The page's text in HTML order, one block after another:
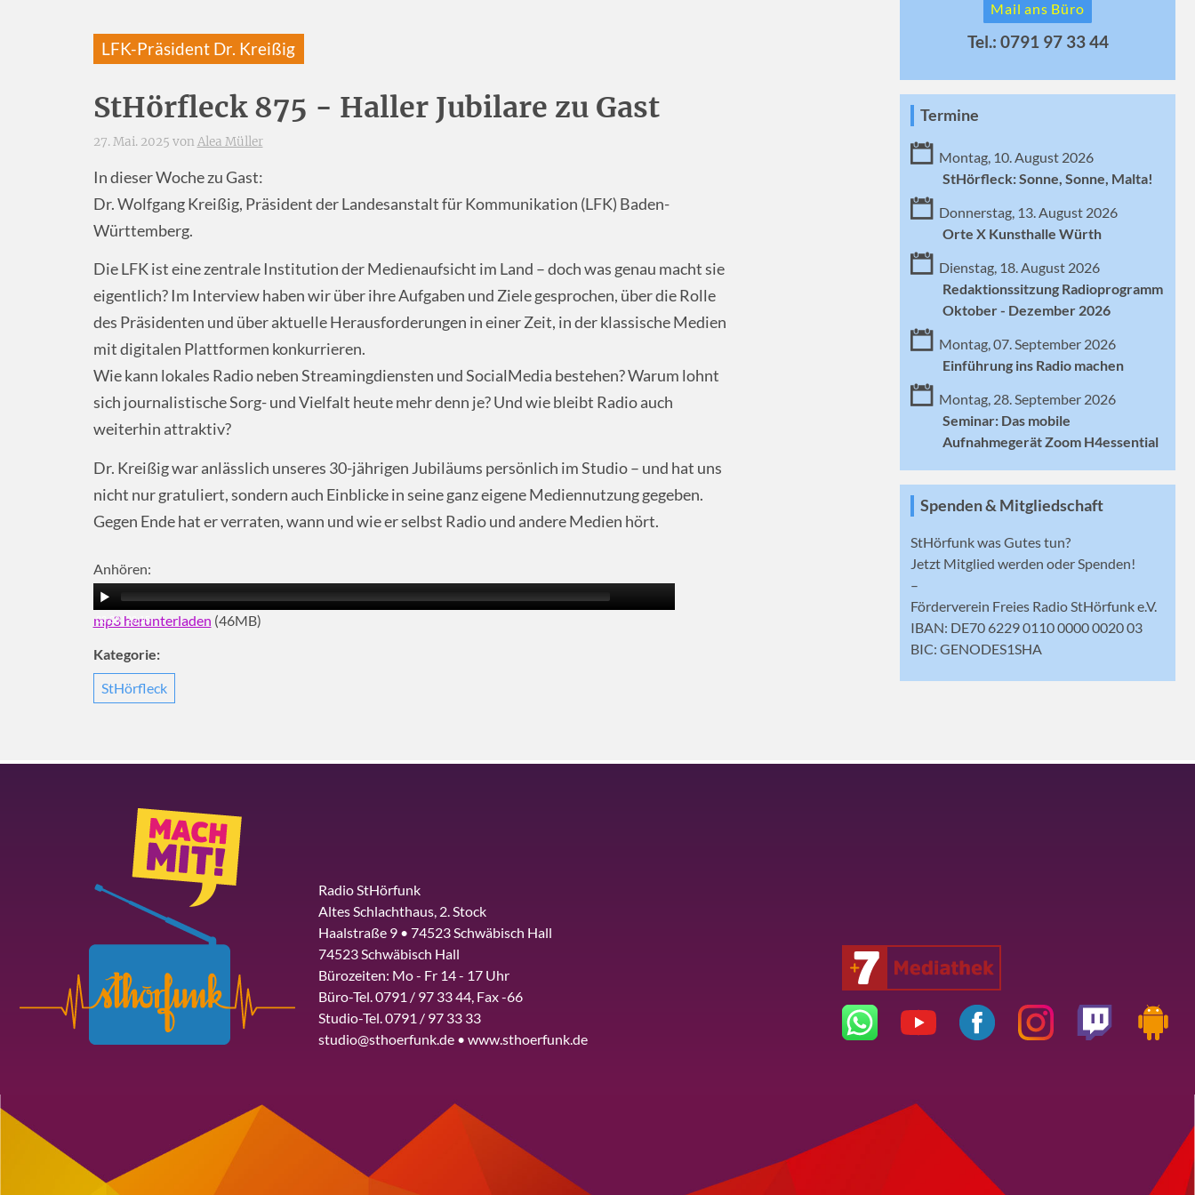
LFK-Präsident Dr. Kreißig
StHörfleck 875 - Haller Jubilare zu Gast
27. Mai. 2025 von Alea Müller
In dieser Woche zu Gast:
Dr. Wolfgang Kreißig, Präsident der Landesanstalt für Kommunikation (LFK) Baden-
Württemberg.
Die LFK ist eine zentrale Institution der Medienaufsicht im Land – doch was genau macht sie
eigentlich? Im Interview haben wir über ihre Aufgaben und Ziele gesprochen, über die Rolle
des Präsidenten und über aktuelle Herausforderungen in einer Zeit, in der klassische Medien
mit digitalen Plattformen konkurrieren.
Wie kann lokales Radio neben Streamingdiensten und SocialMedia bestehen? Warum lohnt
sich journalistische Sorg- und Vielfalt heute mehr denn je? Und wie bleibt Radio auch
weiterhin attraktiv?
Dr. Kreißig war anlässlich unseres 30-jährigen Jubiläums persönlich im Studio – und hat uns
nicht nur gratuliert, sondern auch Einblicke in seine ganz eigene Mediennutzung gegeben.
Gegen Ende hat er verraten, wann und wie er selbst Radio und andere Medien hört.
Anhören:
00:00 20:15
mp3 herunterladen (46MB)
Kategorie:
StHörfleck
Mail ans Büro
Tel.: 0791 97 33 44
Termine
Montag, 10. August 2026
StHörfleck: Sonne, Sonne, Malta!
Donnerstag, 13. August 2026
Orte X Kunsthalle Würth
Dienstag, 18. August 2026
Redaktionssitzung Radioprogramm
Oktober - Dezember 2026
Montag, 07. September 2026
Einführung ins Radio machen
Montag, 28. September 2026
Seminar: Das mobile
Aufnahmegerät Zoom H4essential
Spenden & Mitgliedschaft
StHörfunk was Gutes tun?
Jetzt Mitglied werden oder Spenden!
–
Förderverein Freies Radio StHörfunk e.V.
IBAN: DE70 6229 0110 0000 0020 03
BIC: GENODES1SHA
Radio StHörfunk
Altes Schlachthaus, 2. Stock
Haalstraße 9 • 74523 Schwäbisch Hall
74523 Schwäbisch Hall
Bürozeiten: Mo - Fr 14 - 17 Uhr
Büro-Tel. 0791 / 97 33 44, Fax -66
Studio-Tel. 0791 / 97 33 33
studio@sthoerfunk.de • www.sthoerfunk.de